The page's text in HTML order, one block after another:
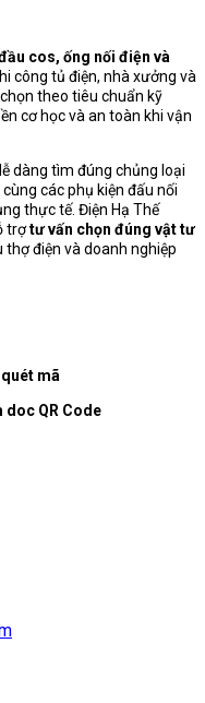
cos, ống nối điện và
công tủ điện, nhà xưởng và
theo tiêu chuẩn kỹ
cơ học và an toàn khi vận
dàng tìm đúng chủng loại
cùng các phụ kiện đấu nối
thực tế. Điện Hạ Thế
trợtư vấn chọn đúng vật tư
thợ điện và doanh nghiệp
quét mã
doc QR Code